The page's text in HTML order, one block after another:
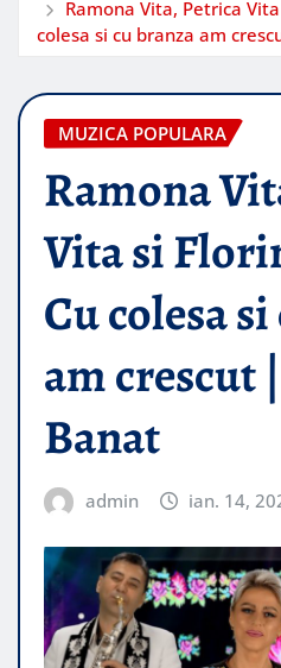
Ramona Vita, Petrica
colesa si cu branza am
MUZICA POPULARA
Ramona
Vita si
Cu colesa
am crescut
Banat
admin ian. 14,